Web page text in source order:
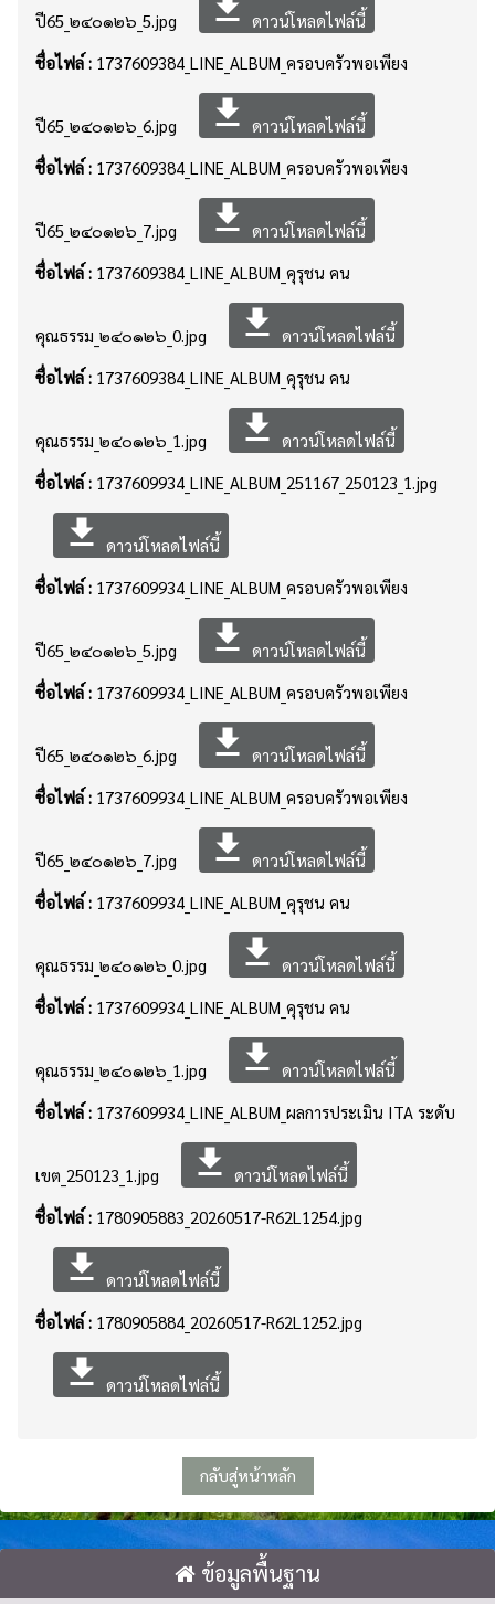
ปี65_๒๔๐๑๒๖_5.jpg
ดาวน์โหลดไฟล์นี้
ชื่อไฟล์ : 1737609384_LINE_ALBUM_ครอบครัวพอเพียง
ปี65_๒๔๐๑๒๖_6.jpg file_download ดาวน์โหลดไฟล์นี้
ชื่อไฟล์ : 1737609384_LINE_ALBUM_ครอบครัวพอเพียง
ปี65_๒๔๐๑๒๖_7.jpg file_download ดาวน์โหลดไฟล์นี้
ชื่อไฟล์ : 1737609384_LINE_ALBUM_คุรุชน คน
คุณธรรม_๒๔๐๑๒๖_0.jpg file_download ดาวน์โหลดไฟล์นี้
ชื่อไฟล์ : 1737609384_LINE_ALBUM_คุรุชน คน
คุณธรรม_๒๔๐๑๒๖_1.jpg file_download ดาวน์โหลดไฟล์นี้
ชื่อไฟล์ : 1737609934_LINE_ALBUM_251167_250123_1.jpg
file_download ดาวน์โหลดไฟล์นี้
ชื่อไฟล์ : 1737609934_LINE_ALBUM_ครอบครัวพอเพียง
ปี65_๒๔๐๑๒๖_5.jpg file_download ดาวน์โหลดไฟล์นี้
ชื่อไฟล์ : 1737609934_LINE_ALBUM_ครอบครัวพอเพียง
ปี65_๒๔๐๑๒๖_6.jpg file_download ดาวน์โหลดไฟล์นี้
ชื่อไฟล์ : 1737609934_LINE_ALBUM_ครอบครัวพอเพียง
ปี65_๒๔๐๑๒๖_7.jpg file_download ดาวน์โหลดไฟล์นี้
ชื่อไฟล์ : 1737609934_LINE_ALBUM_คุรุชน คน
คุณธรรม_๒๔๐๑๒๖_0.jpg file_download ดาวน์โหลดไฟล์นี้
ชื่อไฟล์ : 1737609934_LINE_ALBUM_คุรุชน คน
คุณธรรม_๒๔๐๑๒๖_1.jpg file_download ดาวน์โหลดไฟล์นี้
ชื่อไฟล์ : 1737609934_LINE_ALBUM_ผลการประเมิน ITA ระดับ
เขต_250123_1.jpg file_download ดาวน์โหลดไฟล์นี้
ชื่อไฟล์ : 1780905883_20260517-R62L1254.jpg
file_download ดาวน์โหลดไฟล์นี้
ชื่อไฟล์ : 1780905884_20260517-R62L1252.jpg
file_download ดาวน์โหลดไฟล์นี้
กลับสู่หน้าหลัก
ข้อมูลพื้นฐาน